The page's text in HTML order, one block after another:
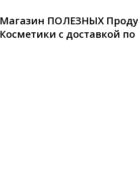
Магазин ПОЛЕЗНЫХ
Косметики с доставкой по